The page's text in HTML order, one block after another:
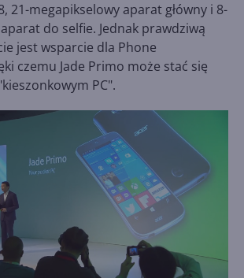
21-megapikselowy aparat główny i 8-
do selfie. Jednak prawdziwą
jest wsparcie dla Phone
czemu Jade Primo może stać się
PC".